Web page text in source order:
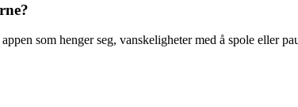
som henger seg, vanskeligheter med å spole eller